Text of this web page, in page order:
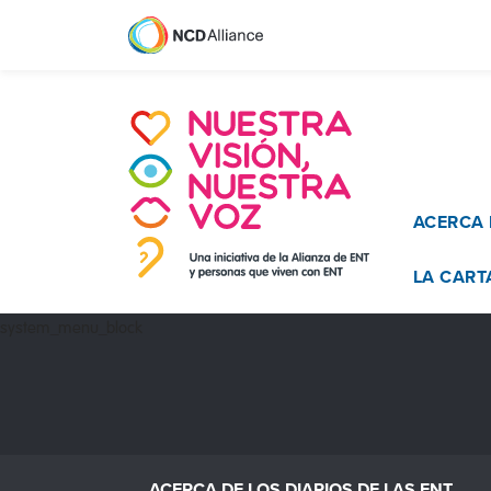
Main
ACERCA
LA